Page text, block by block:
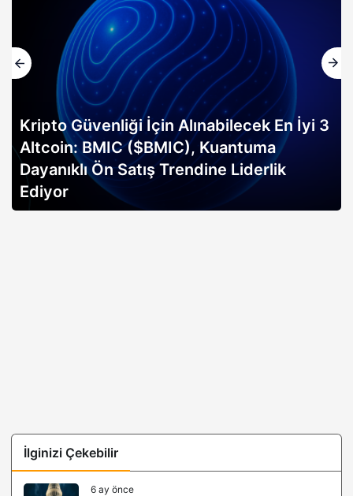
Kripto Güvenliği İçin Alınabilecek En İyi 3
Altcoin: BMIC ($BMIC), Kuantuma
Dayanıklı Ön Satış Trendine Liderlik
Ediyor
İlginizi Çekebilir
6 ay önce